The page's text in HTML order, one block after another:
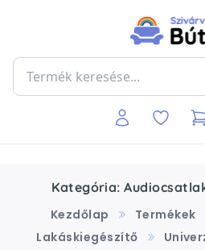
Kategória:
Kezdőlap
Termékek
Lakáskiegészítő